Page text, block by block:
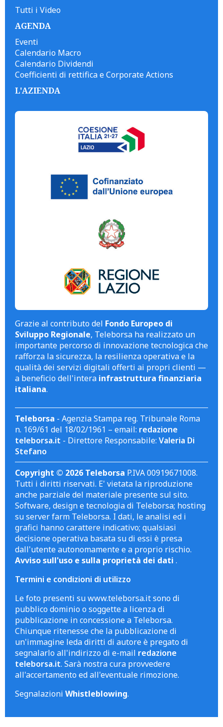
Tutti i Video
AGENDA
Eventi
Calendario Macro
Calendario Dividendi
Coefficienti di rettifica e Corporate Actions
L'AZIENDA
Grazie al contributo del Fondo Europeo di
Sviluppo Regionale, Teleborsa ha realizzato un
importante percorso di innovazione tecnologica che
rafforza la sicurezza, la resilienza operativa e la
qualità dei servizi digitali offerti ai propri clienti —
a beneficio dell'intera infrastruttura finanziaria
italiana.
Teleborsa - Agenzia Stampa reg. Tribunale Roma
n. 169/61 del 18/02/1961 – email: redazione
teleborsa.it - Direttore Responsabile: Valeria Di
Stefano
Copyright © 2026 Teleborsa P.IVA 00919671008.
Tutti i diritti riservati. E' vietata la riproduzione
anche parziale del materiale presente sul sito.
Software, design e tecnologia di Teleborsa; hosting
su server farm Teleborsa. I dati, le analisi ed i
grafici hanno carattere indicativo; qualsiasi
decisione operativa basata su di essi è presa
dall'utente autonomamente e a proprio rischio.
Avviso sull'uso e sulla proprietà dei dati .
Termini e condizioni di utilizzo
Le foto presenti su www.teleborsa.it sono di
pubblico dominio o soggette a licenza di
pubblicazione in concessione a Teleborsa.
Chiunque ritenesse che la pubblicazione di
un'immagine leda diritti di autore è pregato di
segnalarlo all'indirizzo di e-mail redazione
teleborsa.it. Sarà nostra cura provvedere
all'accertamento ed all'eventuale rimozione.
Segnalazioni Whistleblowing.